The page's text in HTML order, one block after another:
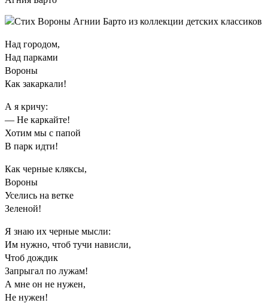
Над городом,
Над парками
Вороны
Как закаркали!
А я кричу:
— Не каркайте!
Хотим мы с папой
В парк идти!
Как черные кляксы,
Вороны
Уселись на ветке
Зеленой!
Я знаю их черные мысли:
Им нужно, чтоб тучи нависли,
Чтоб дождик
Запрыгал по лужам!
А мне он не нужен,
Не нужен!